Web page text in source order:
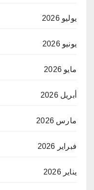
يوليو 2026
يونيو 2026
مايو 2026
أبريل 2026
مارس 2026
فبراير 2026
يناير 2026